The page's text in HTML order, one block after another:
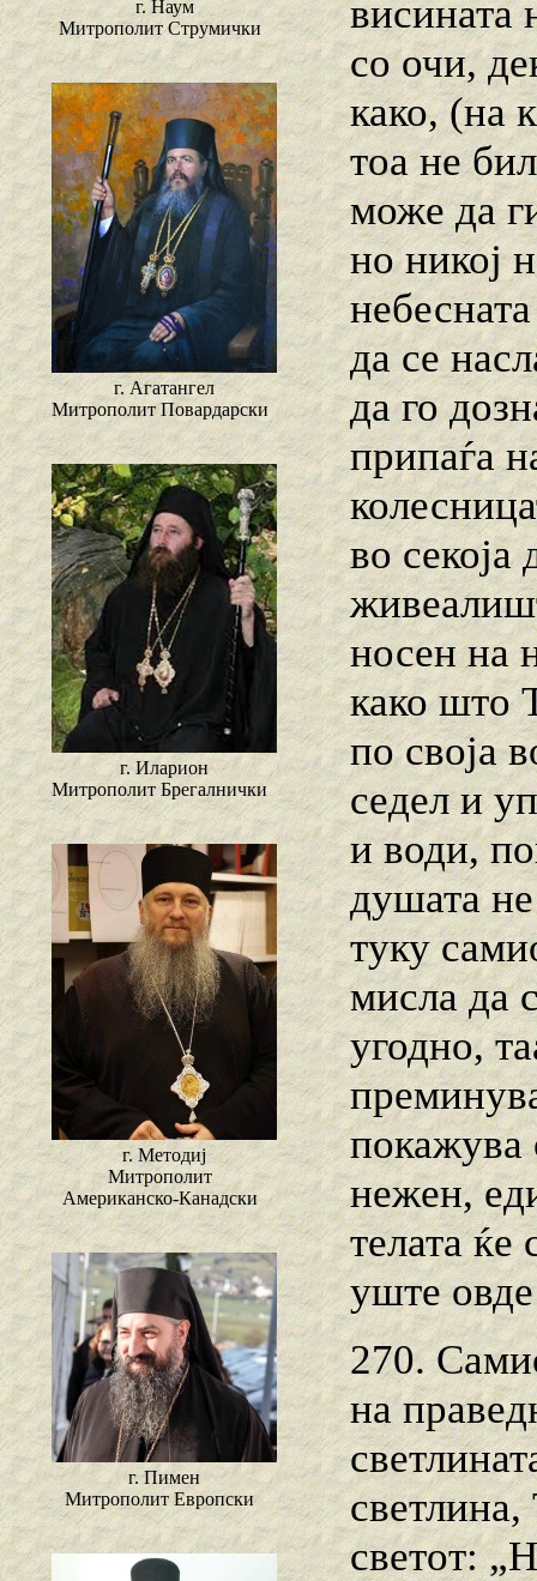
г. Наум
Митрополит Струмички
г. Агатангел
Митрополит Повардарски
г. Иларион
Митрополит Брегалнички
г. Методиј
Митрополит
Американско-Канадски
г. Пимен
Митрополит Европски
висината
со очи,
како, (на
тоа не
може да
но никој
да се
да го
припаѓа
во секоја
носен на
како што
по своја
седел и
и води,
душата
туку
мисла да
угодно,
покажува
нежен,
телата ќе
уште
270.
на
светот: